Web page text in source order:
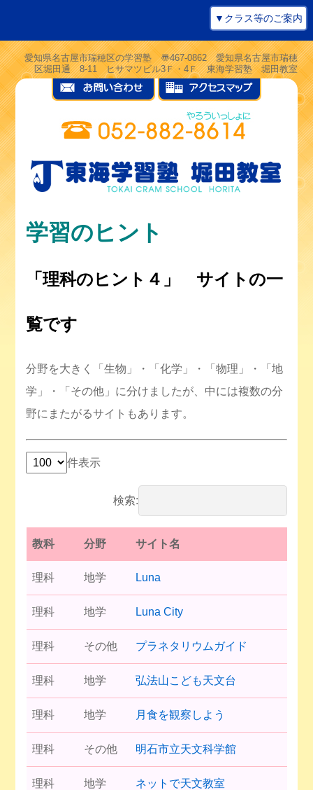
▼クラス等のご案内
愛知県名古屋市瑞穂区の学習塾 〠467-0862 愛知県名古屋市瑞穂
区堀田通 8-11 ヒサマツビル3Ｆ・4Ｆ 東海学習塾 堀田教室
学習のヒント
「理科のヒント４」 サイトの一
覧です
分野を大きく「生物」・「化学」・「物理」・「地
学」・「その他」に分けましたが、中には複数の分
野にまたがるサイトもあります。
件表示
検索:
教科 分野 サイト名
理科 地学 Luna
理科 地学 Luna City
理科 その他 プラネタリウムガイド
理科 地学 弘法山こども天文台
理科 地学 月食を観察しよう
理科 その他 明石市立天文科学館
理科 地学 ネットで天文教室